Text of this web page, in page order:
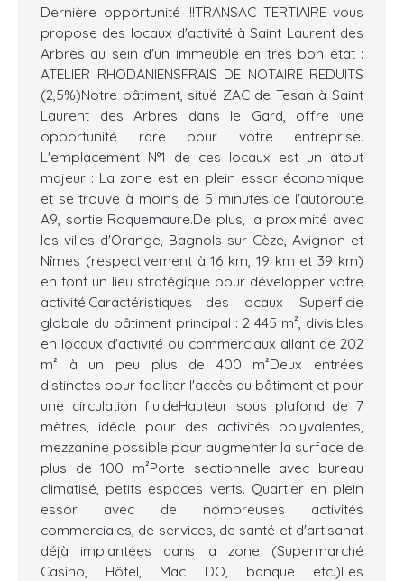
Dernière opportunité !!!TRANSAC TERTIAIRE vous
propose des locaux d'activité à Saint Laurent des
Arbres au sein d'un immeuble en très bon état :
ATELIER RHODANIENSFRAIS DE NOTAIRE REDUITS
(2,5%)Notre bâtiment, situé ZAC de Tesan à Saint
Laurent des Arbres dans le Gard, offre une
opportunité rare pour votre entreprise.
L'emplacement N°1 de ces locaux est un atout
majeur : La zone est en plein essor économique
et se trouve à moins de 5 minutes de l'autoroute
A9, sortie Roquemaure.De plus, la proximité avec
les villes d'Orange, Bagnols-sur-Cèze, Avignon et
Nîmes (respectivement à 16 km, 19 km et 39 km)
en font un lieu stratégique pour développer votre
activité.Caractéristiques des locaux :Superficie
globale du bâtiment principal : 2 445 m², divisibles
en locaux d'activité ou commerciaux allant de 202
m² à un peu plus de 400 m²Deux entrées
distinctes pour faciliter l'accès au bâtiment et pour
une circulation fluideHauteur sous plafond de 7
mètres, idéale pour des activités polyvalentes,
mezzanine possible pour augmenter la surface de
plus de 100 m²Porte sectionnelle avec bureau
climatisé, petits espaces verts. Quartier en plein
essor avec de nombreuses activités
commerciales, de services, de santé et d'artisanat
déjà implantées dans la zone (Supermarché
Casino, Hôtel, Mac DO, banque etc.)Les